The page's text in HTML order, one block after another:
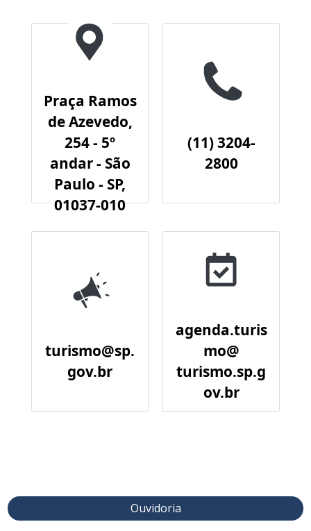
Praça Ramos
de Azevedo,
254 - 5º
andar - São
Paulo - SP,
01037-010
(11) 3204-
2800
turismo@sp.
gov.br
agenda.turis
mo@
turismo.sp.g
ov.br
Ouvidoria